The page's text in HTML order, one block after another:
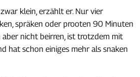
klein, erzählt er. Nur vier
spräken oder prooten 90 Minuten
aber nicht beirren, ist trotzdem mit
hat schon einiges mehr als snaken